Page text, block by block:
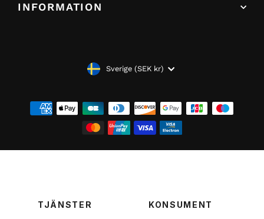
INFORMATION
VALUTASverige (SEK kr)
TJÄNSTER KONSUMENT